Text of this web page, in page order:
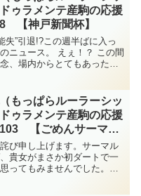
ゥラメンテ産駒の応援
【神戸新聞杯】
失”引退!?この週半ばに入っ
ニュース。 えぇ！？ この間
、場内からとてもあったか
の他は今週も、ほとんどル
とドゥラメンテ産駒しか見
日記、第8弾です。
もっぱらルーラーシッ
ゥラメンテ産駒の応援
【ごめんサーマル
】
び申し上げます。サーマル
貴女がまさか初ダートで一
ってもみませんでした。ま